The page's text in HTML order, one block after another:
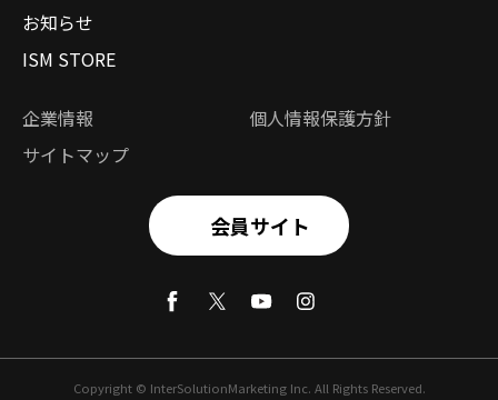
お知らせ
ISM STORE
企業情報
個人情報保護方針
サイトマップ
会員サイト
Copyright © InterSolutionMarketing Inc. All Rights Reserved.